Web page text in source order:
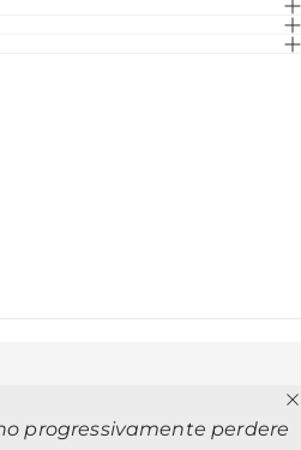
progressivamente perdere